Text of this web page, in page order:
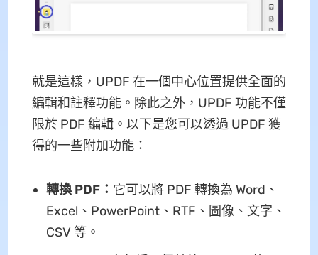
就是這樣，UPDF 在一個中心位置提供全面的
編輯和註釋功能。除此之外，UPDF 功能不僅
限於 PDF 編輯。以下是您可以透過 UPDF 獲
得的一些附加功能：
轉換 PDF： 它可以將 PDF 轉換為 Word、
Excel、PowerPoint、RTF、圖像、文字、
CSV 等。